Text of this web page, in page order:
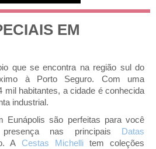
EM
que se encontra na região sul do
à Porto Seguro. Com uma
mil habitantes, a cidade é conhecida
industrial.
Eunápolis são perfeitas para você
nas principais
Datas
A Cestas Michellitem coleções